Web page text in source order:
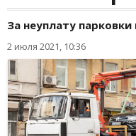
За неуплату
2 июля 2021, 10:36